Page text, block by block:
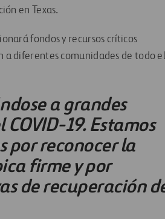
en Texas.
fondos y recursos críticos
a diferentes comunidades de todo
a grandes
19. Estamos
por reconocer la
firme y por
de recuperación